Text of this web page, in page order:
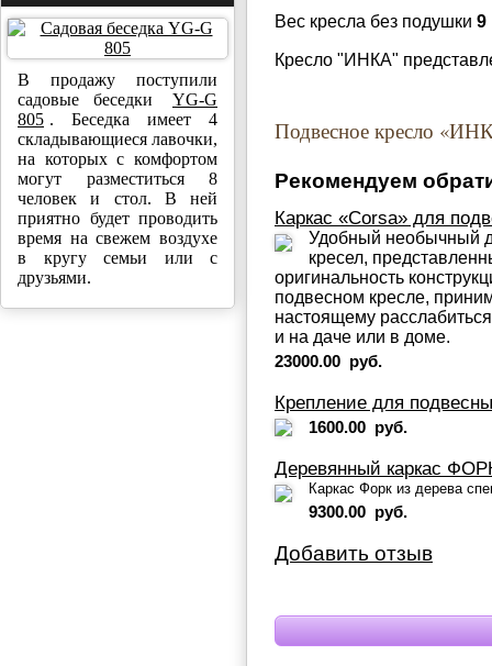
В продажу поступили
садовые беседки
YG-G
805 . Беседка имеет 4
складывающиеся лавочки,
на которых с комфортом
могут разместиться 8
человек и стол. В ней
приятно будет проводить
время на свежем воздухе
в кругу семьи или с
друзьями.
Вес кресла без подушки 9
Кресло "ИНКА"
Подвесное кресло
Рекомендуем
Каркас «Corsa» для
Удобный необычный
кресел,
оригинальность
подвесном кресле,
настоящему
и на даче или в доме.
23000.00 руб.
Крепление для
1600.00 руб.
Деревянный каркас
Каркас Форк из дерева
9300.00 руб.
Добавить отзыв